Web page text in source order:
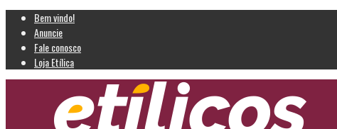
Bem vindo!
Anuncie
Fale conosco
Loja Etílica